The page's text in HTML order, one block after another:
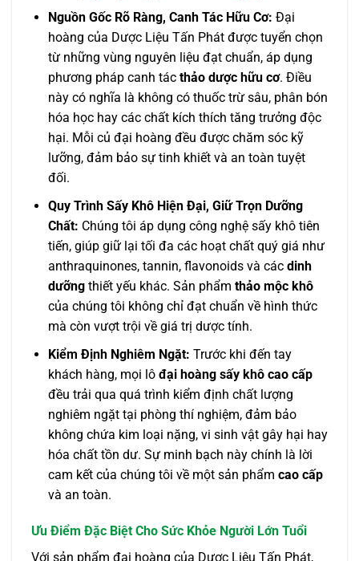
Nguồn Gốc Rõ Ràng, Canh Tác Hữu Cơ: Đại
hoàng của Dược Liệu Tấn Phát được tuyển chọn
từ những vùng nguyên liệu đạt chuẩn, áp dụng
phương pháp canh tác thảo dược hữu cơ. Điều
này có nghĩa là không có thuốc trừ sâu, phân bón
hóa học hay các chất kích thích tăng trưởng độc
hại. Mỗi củ đại hoàng đều được chăm sóc kỹ
lưỡng, đảm bảo sự tinh khiết và an toàn tuyệt
đối.
Quy Trình Sấy Khô Hiện Đại, Giữ Trọn Dưỡng
Chất: Chúng tôi áp dụng công nghệ sấy khô tiên
tiến, giúp giữ lại tối đa các hoạt chất quý giá như
anthraquinones, tannin, flavonoids và các dinh
dưỡngthiết yếu khác. Sản phẩm thảo mộc khô
của chúng tôi không chỉ đạt chuẩn về hình thức
mà còn vượt trội về giá trị dược tính.
Kiểm Định Nghiêm Ngặt: Trước khi đến tay
khách hàng, mọi lô đại hoàng sấy khô cao cấp
đều trải qua quá trình kiểm định chất lượng
nghiêm ngặt tại phòng thí nghiệm, đảm bảo
không chứa kim loại nặng, vi sinh vật gây hại hay
hóa chất tồn dư. Sự minh bạch này chính là lời
cam kết của chúng tôi về một sản phẩm cao cấp
và an toàn.
Ưu Điểm Đặc Biệt Cho Sức Khỏe Người Lớn Tuổi
Với sản phẩm đại hoàng của Dược Liệu Tấn Phát,